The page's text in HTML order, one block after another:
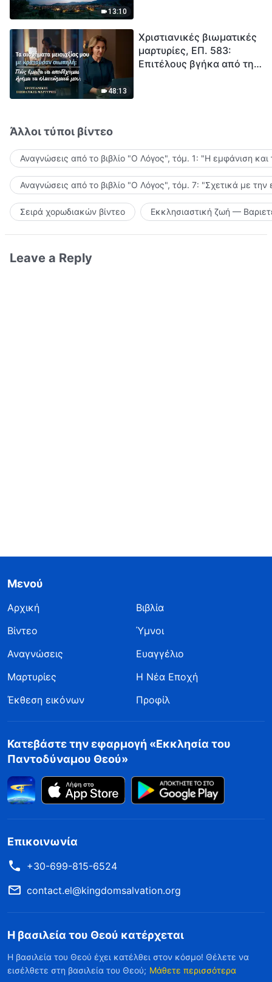
13:10
48:13
Χριστιανικές βιωματικές
μαρτυρίες, ΕΠ. 583:
Επιτέλους βγήκα από τη
Άλλοι τύποι βίντεο
Αναγνώσεις από το βιβλίο "Ο Λόγος", τόμ. 1: "Η εμφάνιση
Αναγνώσεις από το βιβλίο "Ο Λόγος", τόμ. 7: "Σχετικά με την
Σειρά χορωδιακών βίντεο Εκκλησιαστική ζωή —
Leave a Reply
Μενού
Αρχική
Βιβλία
Βίντεο
Ύμνοι
Αναγνώσεις
Ευαγγέλιο
Μαρτυρίες
Η Νέα Εποχή
Έκθεση εικόνων
Προφίλ
Κατεβάστε την εφαρμογή «Εκκλησία του
Παντοδύναμου Θεού»
Επικοινωνία
+30-699-815-6524
contact.el@kingdomsalvation.org
Η βασιλεία του Θεού κατέρχεται
Η βασιλεία του Θεού έχει κατέλθει στον κόσμο! Θέλετε να
εισέλθετε στη βασιλεία του Θεού; Μάθετε περισσότερα